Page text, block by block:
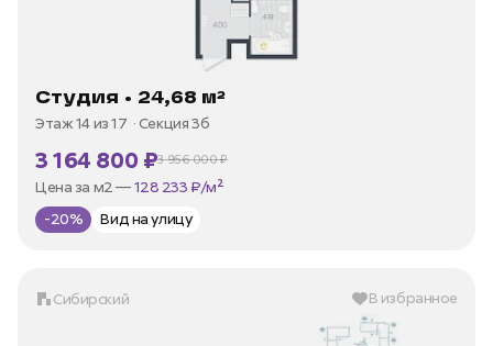
Студия • 24,68 м²
Этаж 14 из 17 Секция 3б
3 164 800 ₽3 956 000 ₽
В ипотеку —от 15 180 ₽/мес
Цена за м2 —
-20% Вид на улицу
Сибирский В избранное